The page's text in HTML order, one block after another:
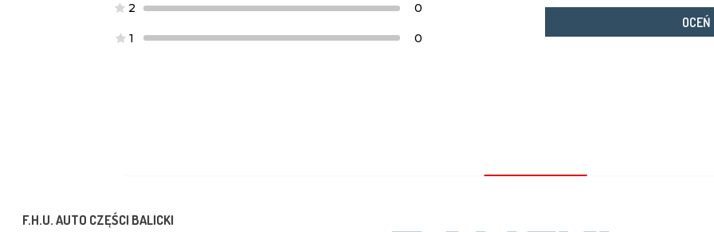
2 0
1 0
OCEŃ
F.H.U. AUTO CZĘŚCI BALICKI